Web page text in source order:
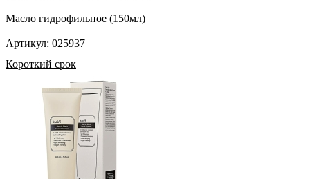
Масло гидрофильное (150мл)
Артикул: 025937
Короткий срок